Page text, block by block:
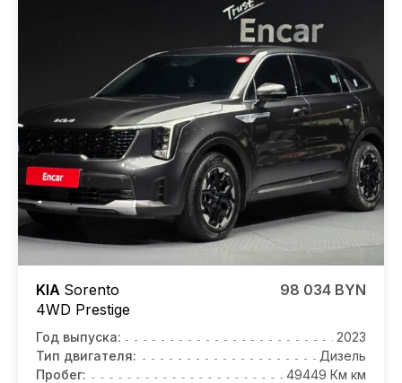
KIA Sorento
4WD Prestige
98 034 BYN
Год выпуска:
2023
Тип двигателя:
Дизель
Пробег:
49449 Км км